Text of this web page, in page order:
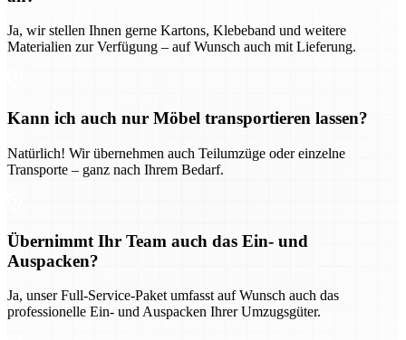
Ja, wir stellen Ihnen gerne Kartons, Klebeband und weitere
Materialien zur Verfügung – auf Wunsch auch mit Lieferung.
Kann ich auch nur Möbel transportieren lassen?
Natürlich! Wir übernehmen auch Teilumzüge oder einzelne
Transporte – ganz nach Ihrem Bedarf.
Übernimmt Ihr Team auch das Ein- und
Auspacken?
Ja, unser Full-Service-Paket umfasst auf Wunsch auch das
professionelle Ein- und Auspacken Ihrer Umzugsgüter.